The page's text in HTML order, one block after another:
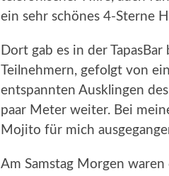
ein sehr schönes 4-Sterne
Dort gab es in der
Teilnehmern, gefolgt von
entspannten Ausklingen
paar Meter weiter. Bei
Mojito für mich
Am Samstag Morgen